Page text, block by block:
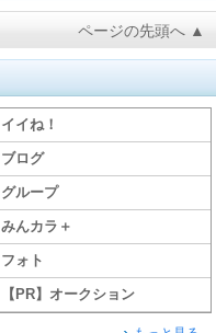
ページの先頭へ ▲
イイね！
ブログ
グループ
みんカラ＋
フォト
【PR】オークション